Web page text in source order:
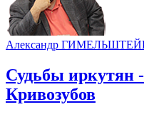
Александр
Судьбы иркутян
Кривозубов